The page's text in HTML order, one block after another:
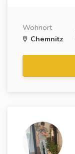
Wohnort
Chemnitz